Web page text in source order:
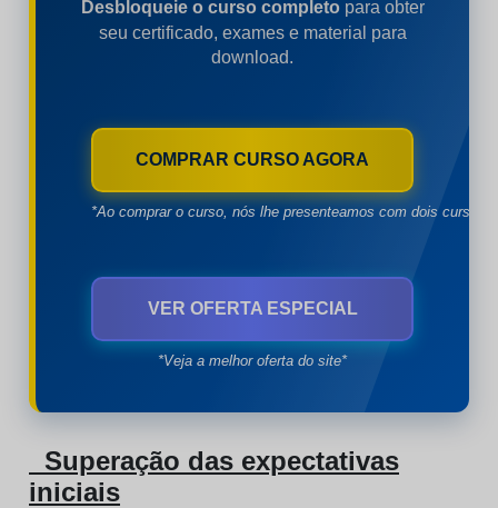
Desbloqueie o curso completopara obter
seu certificado, exames e material para
download.
COMPRAR CURSO AGORA
*Ao comprar o curso, nós lhe presenteamos com dois cursos
VER OFERTA ESPECIAL
*Veja a melhor oferta do site*
Superação das expectativas
iniciais